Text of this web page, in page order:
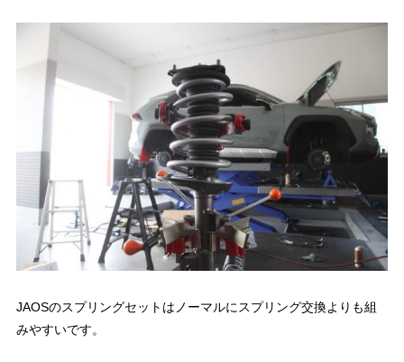
JAOSのスプリングセットはノーマルにスプリング交換よりも組
みやすいです。